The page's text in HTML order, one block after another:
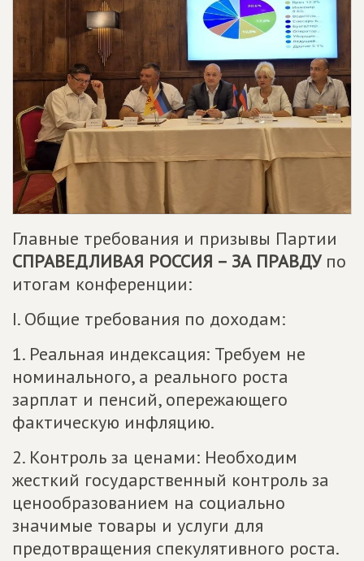
Главные требования и призывы Партии
СПРАВЕДЛИВАЯ РОССИЯ – ЗА ПРАВДУпо
итогам конференции:
I. Общие требования по доходам:
1. Реальная индексация: Требуем не
номинального, а реального роста
зарплат и пенсий, опережающего
фактическую инфляцию.
2. Контроль за ценами: Необходим
жесткий государственный контроль за
ценообразованием на социально
значимые товары и услуги для
предотвращения спекулятивного роста.